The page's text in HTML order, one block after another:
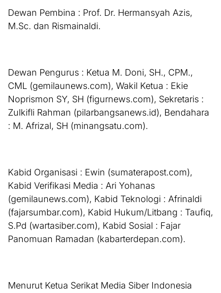
Dewan Pembina : Prof. Dr. Hermansyah Azis,
M.Sc. dan Rismainaldi.
Dewan Pengurus : Ketua M. Doni, SH., CPM.,
CML (gemilaunews.com), Wakil Ketua : Ekie
Noprismon SY, SH (figurnews.com), Sekretaris :
Zulkifli Rahman (pilarbangsanews.id), Bendahara
: M. Afrizal, SH (minangsatu.com).
Kabid Organisasi : Ewin (sumaterapost.com),
Kabid Verifikasi Media : Ari Yohanas
(gemilaunews.com), Kabid Teknologi : Afrinaldi
(fajarsumbar.com), Kabid Hukum/Litbang : Taufiq,
S.Pd (wartasiber.com), Kabid Sosial : Fajar
Panomuan Ramadan (kabarterdepan.com).
Menurut Ketua Serikat Media Siber Indonesia